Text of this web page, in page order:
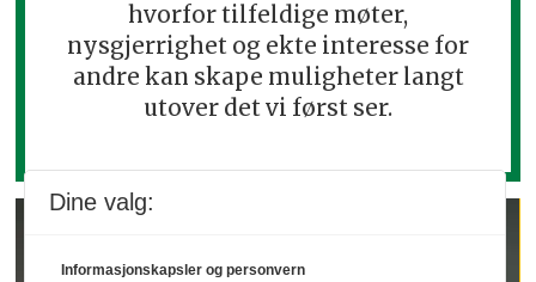
hvorfor tilfeldige møter,
nysgjerrighet og ekte interesse for
andre kan skape muligheter langt
utover det vi først ser.
Dine valg:
Informasjonskapsler og personvern